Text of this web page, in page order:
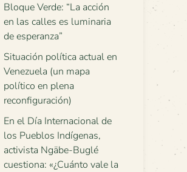
Bloque Verde: “La acción
en las calles es luminaria
de esperanza”
Situación política actual en
Venezuela (un mapa
político en plena
reconfiguración)
En el Día Internacional de
los Pueblos Indígenas,
activista Ngäbe-Buglé
cuestiona: «¿Cuánto vale la